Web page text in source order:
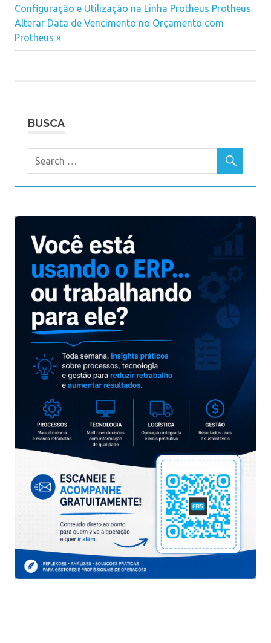
Navegação
de
Post
Post:
Configuração e Utilização na Linha Protheus Protheus
Next
Post:
Alterar Data de Vencimento no Orçamento com
Protheus
BUSCA